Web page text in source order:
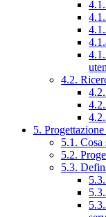
4.2.
5.
5.1.
5.2.
5.3.